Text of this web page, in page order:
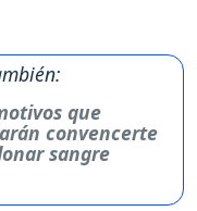
que
convencerte
sangre